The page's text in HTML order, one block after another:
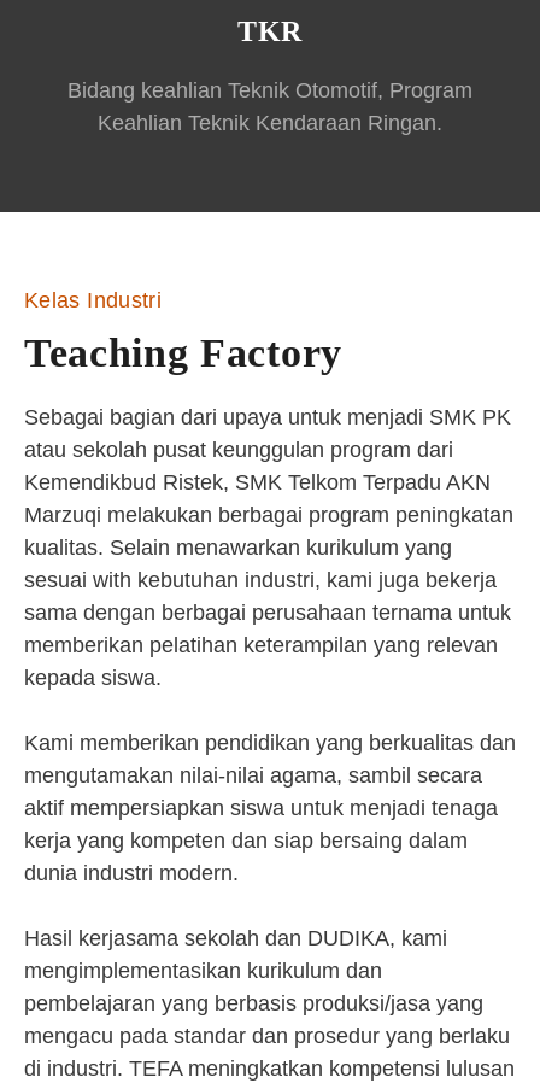
TKR
Bidang keahlian Teknik Otomotif, Program
Keahlian Teknik Kendaraan Ringan.
Kelas Industri
Teaching Factory
Sebagai bagian dari upaya untuk menjadi SMK PK
atau sekolah pusat keunggulan program dari
Kemendikbud Ristek, SMK Telkom Terpadu AKN
Marzuqi melakukan berbagai program peningkatan
kualitas. Selain menawarkan kurikulum yang
sesuai with kebutuhan industri, kami juga bekerja
sama dengan berbagai perusahaan ternama untuk
memberikan pelatihan keterampilan yang relevan
kepada siswa.
Kami memberikan pendidikan yang berkualitas dan
mengutamakan nilai-nilai agama, sambil secara
aktif mempersiapkan siswa untuk menjadi tenaga
kerja yang kompeten dan siap bersaing dalam
dunia industri modern.
Hasil kerjasama sekolah dan DUDIKA, kami
mengimplementasikan kurikulum dan
pembelajaran yang berbasis produksi/jasa yang
mengacu pada standar dan prosedur yang berlaku
di industri. TEFA meningkatkan kompetensi lulusan